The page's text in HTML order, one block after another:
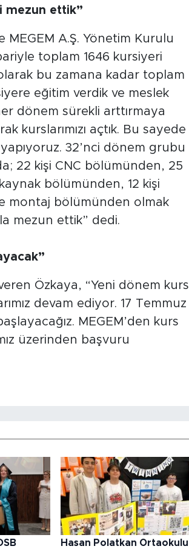
mezun ettik”
MEGEM A.Ş. Yönetim Kurulu
toplam 1646 kursiyeri
bu zamana kadar toplam
eğitim verdik ve meslek
dönem sürekli arttırmaya
kurslarımızı açtık. Bu sayede
32’nci dönem grubu
22 kişi CNC bölümünden, 25
bölümünden, 12 kişi
montaj bölümünden olmak
mezun ettik” dedi.
Özkaya, “Yeni dönem kurs
devam ediyor. 17 Temmuz
MEGEM’den kurs
üzerinden başvuru
Hasan Polatkan Ortaokulu